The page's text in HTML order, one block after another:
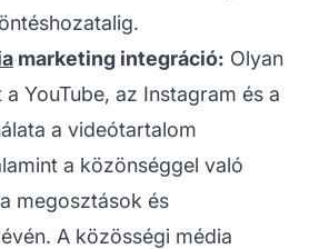
marketing integráció: Olyan
YouTube, az Instagram és a
a videótartalom
a közönséggel való
megosztások és
A közösségi média